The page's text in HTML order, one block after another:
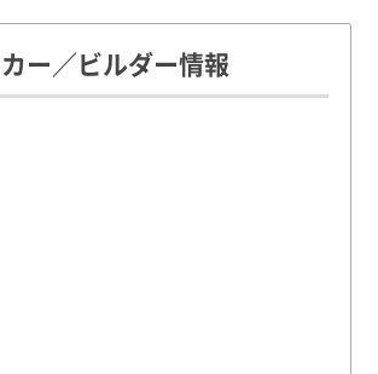
ー／ビルダー情報